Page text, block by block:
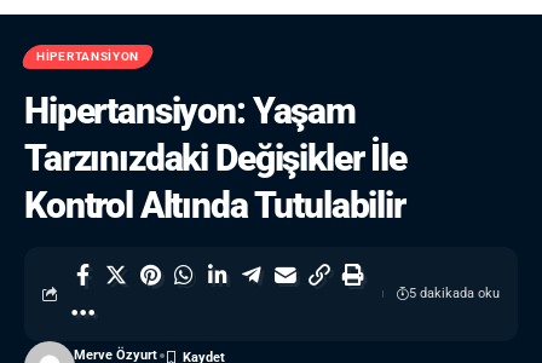
HIPERTANSIYON
Hipertansiyon: Yaşam
Tarzınızdaki Değişikler İle
Kontrol Altında Tutulabilir
Merve Özyurt
5 dakikada oku